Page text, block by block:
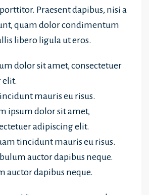
Praesent dapibus, nisi a
quam dolor condimentum
libero ligula ut eros.
dolor sit amet, consectetuer
elit.
mauris eu risus.
ipsum dolor sit amet,
adipiscing elit.
tincidunt mauris eu risus.
auctor dapibus neque.
auctor dapibus neque.